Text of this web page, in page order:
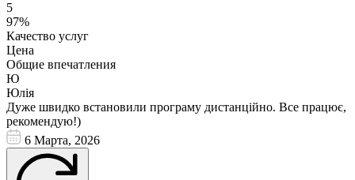
5
97%
Качество услуг
Цена
Общие впечатления
Ю
Юлія
Дуже швидко встановили програму дистанційно. Все працює,
рекомендую!)
6 Марта, 2026